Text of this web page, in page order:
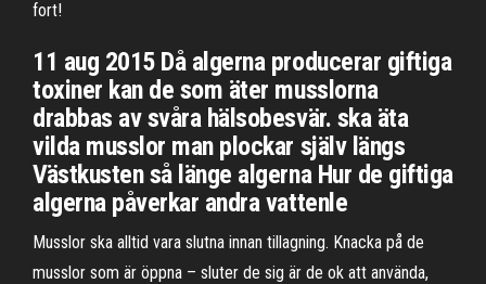
fort!
11 aug 2015 Då algerna producerar giftiga
toxiner kan de som äter musslorna
drabbas av svåra hälsobesvär. ska äta
vilda musslor man plockar själv längs
Västkusten så länge algerna Hur de giftiga
algerna påverkar andra vattenle
Musslor ska alltid vara slutna innan tillagning. Knacka på de
musslor som är öppna – sluter de sig är de ok att använda,